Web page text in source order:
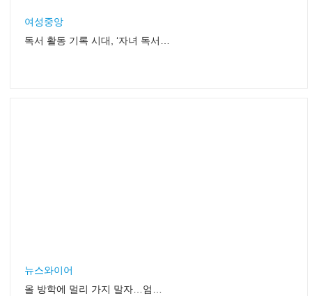
여성중앙
독서 활동 기록 시대, ‘자녀 독서력’ 키우는 힌트
뉴스와이어
올 방학에 멀리 가지 말자…엄마·아빠·아이가 함께 즐기며 배우는 영어 뮤지컬 1월 5일 첫 선